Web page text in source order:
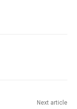
Next article